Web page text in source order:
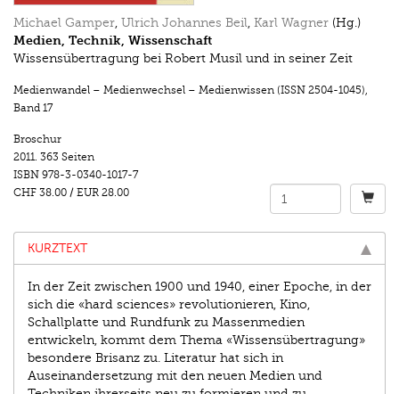
Michael Gamper, Ulrich Johannes Beil, Karl Wagner (Hg.)
Medien, Technik, Wissenschaft
Wissensübertragung bei Robert Musil und in seiner Zeit
Medienwandel – Medienwechsel – Medienwissen (ISSN 2504-1045),
Band 17
Broschur
2011. 363 Seiten
ISBN 978-3-0340-1017-7
CHF 38.00 / EUR 28.00
KURZTEXT
In der Zeit zwischen 1900 und 1940, einer Epoche, in der
sich die «hard sciences» revolutionieren, Kino,
Schallplatte und Rundfunk zu Massenmedien
entwickeln, kommt dem Thema «Wissensübertragung»
besondere Brisanz zu. Literatur hat sich in
Auseinandersetzung mit den neuen Medien und